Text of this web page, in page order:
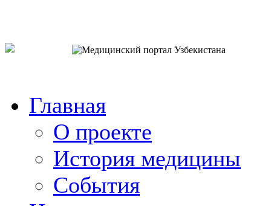
Главная
О проекте
История медицины
События